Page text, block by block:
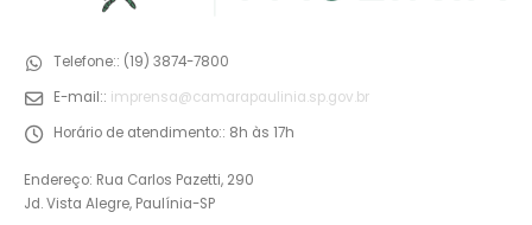
Telefone:: (19) 3874-7800
E-mail:: imprensa@camarapaulinia.sp.gov.br
Horário de atendimento:: 8h às 17h
Endereço: Rua Carlos Pazetti, 290
Jd. Vista Alegre, Paulínia-SP